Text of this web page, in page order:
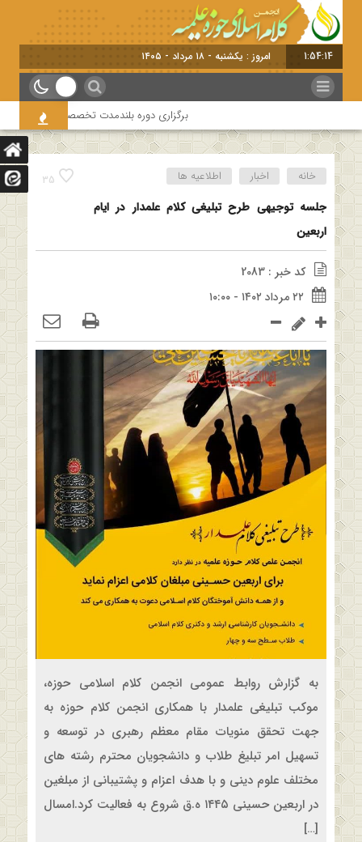
1:54:15 امروز : یکشنبه - ۱۸ مرداد - ۱۴۰۵
برگزاری دوره بلندمدت تخصصی و کارگاه آموزشی
35 خانه اخبار اطلاعیه ها
جلسه توجیهی طرح تبلیغی کلام علمدار در ایام
اربعین
کد خبر : 2083
۲۲ مرداد ۱۴۰۲ - ۱۰:۰۰
به گزارش روابط عمومی انجمن کلام اسلامی حوزه،
موکب تبلیغی علمدار با همکاری انجمن کلام حوزه به
جهت تحقق منویات مقام معظم رهبری در توسعه و
تسهیل امر تبلیغ طلاب و دانشجویان محترم رشته های
مختلف علوم دینی و با هدف اعزام و پشتیبانی از مبلغین
در اربعین حسینی ۱۴۴۵ ه.ق شروع به فعالیت کرد.امسال
[…]